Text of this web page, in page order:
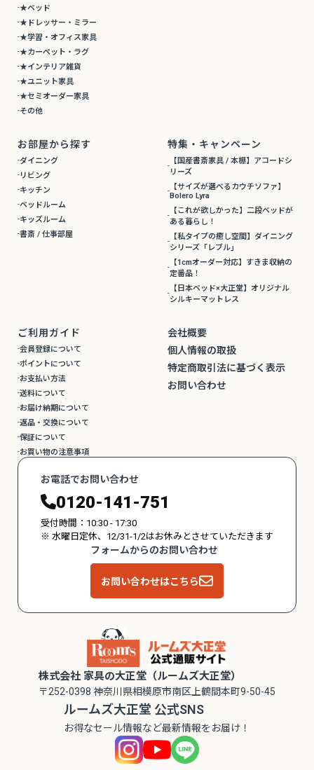
★ベッド
★ドレッサー・ミラー
★学習・オフィス家具
★カーペット・ラグ
★インテリア雑貨
★ユニット家具
★セミオーダー家具
その他
お部屋から探す
ダイニング
リビング
キッチン
ベッドルーム
キッズルーム
書斎 / 仕事部屋
特集・キャンペーン
【国産書斎家具 / 本棚】アコードシ
リーズ
【サイズが選べるカウチソファ】
Bolero Lyra
【これが欲しかった】二段ベッドが
ある暮らし！
【私タイプの癒し空間】ダイニング
シリーズ「レブル」
【1cmオーダー対応】すきま収納の
定番品！
【日本ベッド×大正堂】オリジナル
シルキーマットレス
ご利用ガイド
会員登録について
ポイントについて
お支払い方法
送料について
お届け納期について
返品・交換について
保証について
お買い物の注意事項
会社概要
個人情報の取扱
特定商取引法に基づく表示
お問い合わせ
お電話でお問い合わせ
0120-141-751
受付時間：10:30 - 17:30
※ 水曜日定休、12/31-1/2はお休みとさせていただきます
フォームからのお問い合わせ
お問い合わせはこちら
株式会社 家具の大正堂（ルームズ大正堂）
〒252-0398 神奈川県相模原市南区上鶴間本町9-50-45
ルームズ大正堂 公式SNS
お得なセール情報など最新情報をお届け！